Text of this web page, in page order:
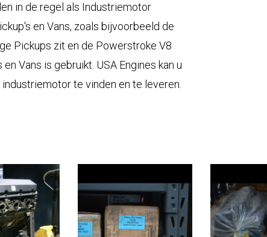
in de regel als Industriemotor
en Vans, zoals bijvoorbeeld de
Pickups zit en de Powerstroke V8
Vans is gebruikt. USA Engines kan u
te vinden en te leveren.